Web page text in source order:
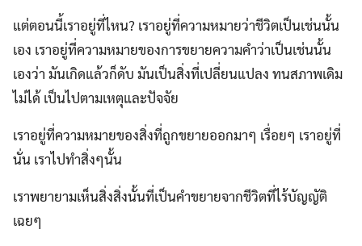
แต่ตอนนี้เราอยู่ที่ไหน? เราอยู่ที่ความหมายว่าชีวิตเป็นเช่นนั้น
เอง เราอยู่ที่ความหมายของการขยายความคำว่าเป็นเช่นนั้น
เองว่า มันเกิดแล้วก็ดับ มันเป็นสิ่งที่เปลี่ยนแปลง ทนสภาพเดิม
ไม่ได้ เป็นไปตามเหตุและปัจจัย
เราอยู่ที่ความหมายของสิ่งที่ถูกขยายออกมาๆ เรื่อยๆ เราอยู่ที่
นั่น เราไปทำสิ่งๆนั้น
เราพยายามเห็นสิ่งสิ่งนั้นที่เป็นคำขยายจากชีวิตที่ไร้บัญญัติ
เฉยๆ